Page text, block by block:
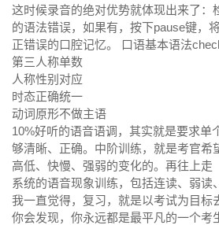
这时候录音的绝对优势就体现出来了：
的语法错误，如果有，按下pause键，
正错误的口腔记忆。 口语基本语法
第三人称单数
人称性别对应
时态正确统一
动词原形不做主语
10%好听的语音语调，其实就是要求单
够清晰、正确。中阶训练，就是考官希
高低、快慢、强弱的变化的。再往上走
系统的语音现象训练，包括连读、弱读
我一直觉得，复习，就是以考试为目标
你会发现，你永远都是最平凡的一个考